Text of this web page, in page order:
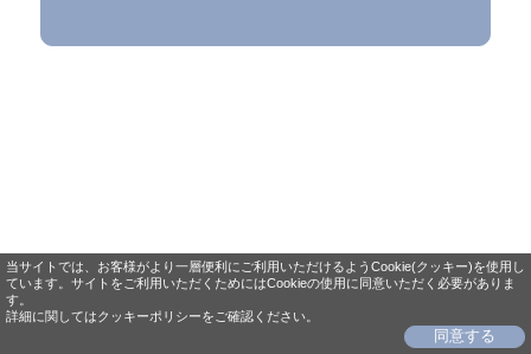
当サイトでは、お客様がより一層便利にご利用いただけるようCookie(クッキー)を使用し
ています。サイトをご利用いただくためにはCookieの使用に同意いただく必要がありま
す。
詳細に関してはクッキーポリシーをご確認ください。
同意する